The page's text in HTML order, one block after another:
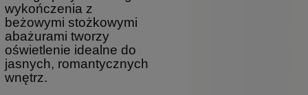
wykończenia z
beżowymi stożkowymi
abażurami tworzy
oświetlenie idealne do
jasnych, romantycznych
wnętrz.